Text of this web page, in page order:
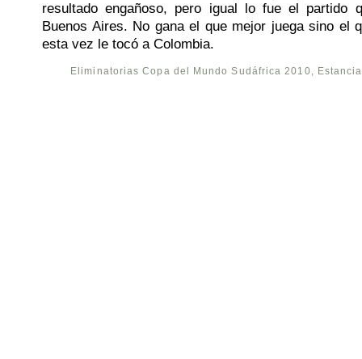
resultado engañoso, pero igual lo fue el partido
Buenos Aires. No gana el que mejor juega sino el
esta vez le tocó a Colombia.
Eliminatorias Copa del Mundo Sudáfrica 2010,